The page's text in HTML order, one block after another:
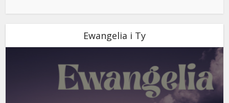
Ewangelia i Ty